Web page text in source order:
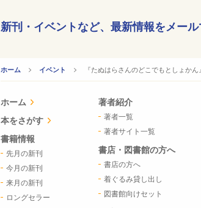
新刊・イベントなど、 最新情報をメール
ホーム イベント CURRENT:
『たぬはらさんのどこでもとしょかん
ホーム
本をさがす
書籍情報
先月の新刊
今月の新刊
来月の新刊
ロングセラー
著者紹介
著者一覧
著者サイト一覧
書店・図書館の方へ
書店の方へ
着ぐるみ貸し出し
図書館向けセット